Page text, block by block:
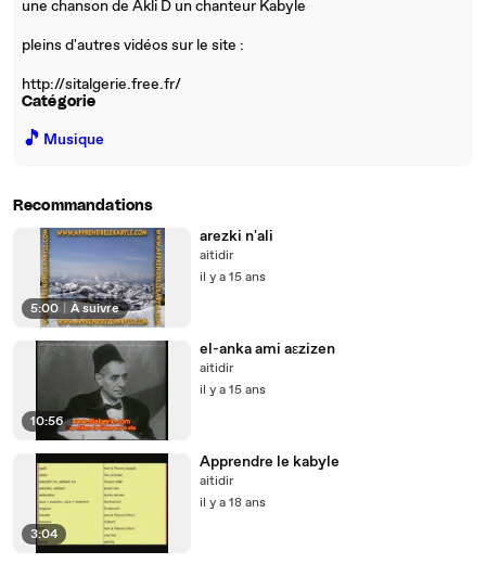
une chanson de Akli D un chanteur Kabyle
pleins d'autres vidéos sur le site :
http://sitalgerie.free.fr/
Catégorie
🎵 Musique
Recommandations
5:00 À suivre
arezki n'ali
aitidir
il y a 15 ans
10:56
el-anka ami aεzizen
aitidir
il y a 15 ans
3:04
Apprendre le kabyle
aitidir
il y a 18 ans